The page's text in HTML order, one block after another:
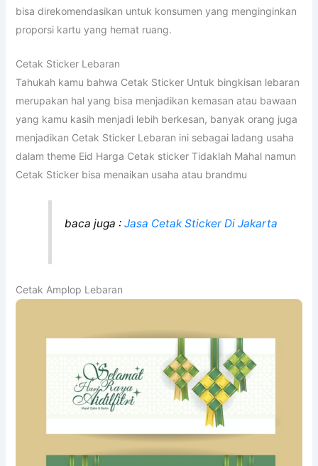
bisa direkomendasikan untuk konsumen yang menginginkan
proporsi kartu yang hemat ruang.
Cetak Sticker Lebaran
Tahukah kamu bahwa Cetak Sticker Untuk bingkisan lebaran
merupakan hal yang bisa menjadikan kemasan atau bawaan
yang kamu kasih menjadi lebih berkesan, banyak orang juga
menjadikan Cetak Sticker Lebaran ini sebagai ladang usaha
dalam theme Eid Harga Cetak sticker Tidaklah Mahal namun
Cetak Sticker bisa menaikan usaha atau brandmu
baca juga :Jasa Cetak Sticker Di Jakarta
Cetak Amplop Lebaran